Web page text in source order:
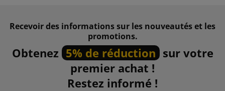
Recevoir des informations sur les nouveautés et les
promotions.
Obtenez 5% de réduction sur votre
premier achat !
Restez informé !